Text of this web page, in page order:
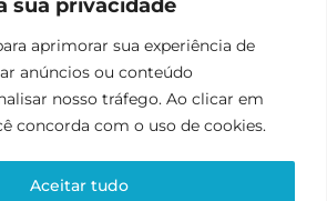
sua privacidade
aprimorar sua experiência de
anúncios ou conteúdo
nosso tráfego. Ao clicar em
concorda com o uso de cookies.
Aceitar tudo
de troca e devolução
Desenvolvimento: